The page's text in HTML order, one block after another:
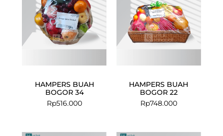
HAMPERS BUAH
BOGOR 34
Rp516.000
HAMPERS BUAH
BOGOR 22
Rp748.000